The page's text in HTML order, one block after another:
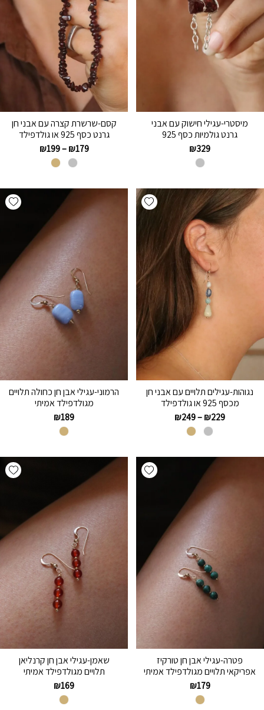
מיסטרי-עגילי חישוק עם אבני
גרנט גולמיות כסף 925
₪329
קסם-שרשרת קצרה עם אבני חן
גרנט כסף 925 או גולדפילד
₪179
–
₪199
Add wishlist
נגוהות-עגילים תלויים עם אבני חן
מכסף 925 או גולדפילד
₪229
–
₪249
הרמוני-עגילי אבן חן כחולה תלויים
מגולדפילד אמיתי
₪189
Add wishlist
פטרה-עגילי אבן חן טורקיז
אפריקאי תלויים מגולדפילד אמיתי
₪179
שאמן-עגילי אבן חן קרנליאן
תלויים מגולדפילד אמיתי
₪169